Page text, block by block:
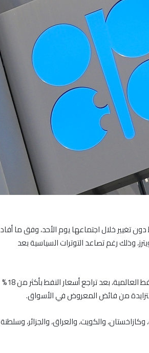
تغيير خلال اجتماعها يوم الأحد، وفق ما أفاد
وذلك رغم تصاعد التوترات السياسية بعد
ويأتي اجتماع الدول الثماني في «أوبك+»، التي تضخ نحو نصف إمدادات النفط العالمية، بعد تراجع أسعار النفط بأكثر من 18%
والكويت، والعراق، والجزائر، وسلطنة